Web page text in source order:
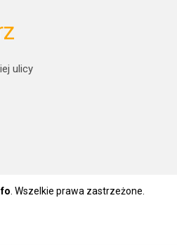
ulicy
. Wszelkie prawa zastrzeżone.